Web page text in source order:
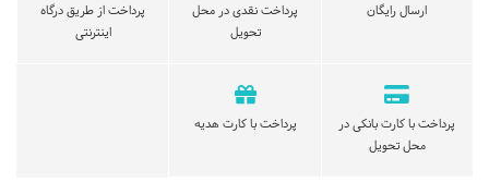
ارسال رایگان
پرداخت نقدی در محل
تحویل
پرداخت از طریق درگاه
اینترنتی
پرداخت با کارت بانکی در
محل تحویل
پرداخت با کارت هدیه